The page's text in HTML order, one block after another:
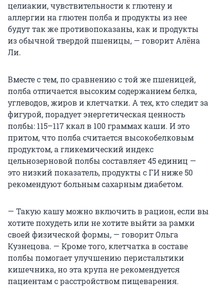
целиакии, чувствительности к глютену и
аллергии на глютен полба и продукты из нее
будут так же противопоказаны, как и продукты
из обычной твердой пшеницы, — говорит Алёна
Ли.
Вместе с тем, по сравнению с той же пшеницей,
полба отличается высоким содержанием белка,
углеводов, жиров и клетчатки. А тех, кто следит за
фигурой, порадует энергетическая ценность
полбы: 115–117 ккал в 100 граммах каши. И это
притом, что полба считается высокобелковым
продуктом, а гликемический индекс
цельнозерновой полбы составляет 45 единиц —
это низкий показатель, продукты с ГИ ниже 50
рекомендуют больным сахарным диабетом.
— Такую кашу можно включить в рацион, если вы
хотите похудеть или не хотите выйти за рамки
своей физической формы, — говорит Ольга
Кузнецова. — Кроме того, клетчатка в составе
полбы помогает улучшению перистальтики
кишечника, но эта крупа не рекомендуется
пациентам с расстройством пищеварения.